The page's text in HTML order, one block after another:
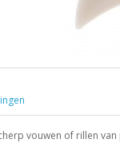
vouwen of rillen